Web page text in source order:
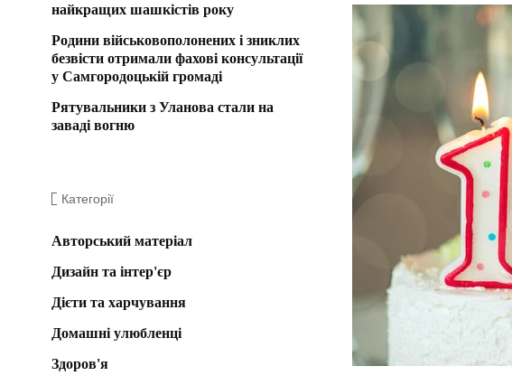
найкращих шашкістів року
Родини військовополонених і зниклих
безвісти отримали фахові консультації
у Самгородоцькій громаді
Рятувальники з Уланова стали на
заваді вогню
Категорії
Авторський матеріал
Дизайн та інтер'єр
Дієти та харчування
Домашні улюбленці
Здоров'я